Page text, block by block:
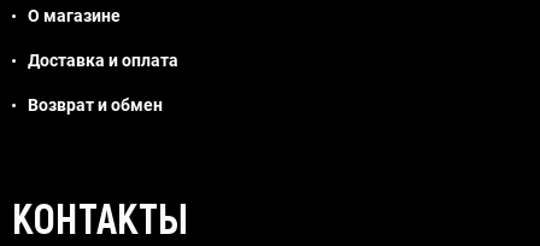
О магазине
Доставка и оплата
Возврат и обмен
КОНТАКТЫ